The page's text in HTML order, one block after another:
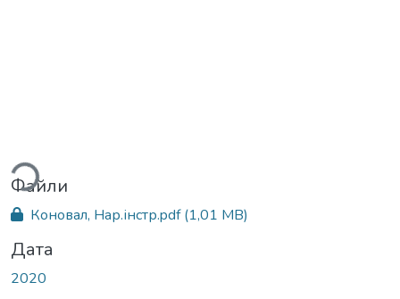
Файли
Коновал, Нар.інстр.pdf(1,01 MB)
Дата
2020